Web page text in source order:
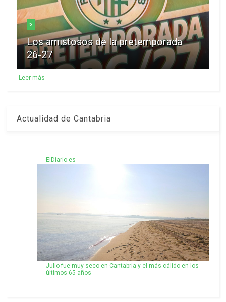
5
Los amistosos de la pretemporada
26-27
Leer más
Actualidad de Cantabria
ElDiario.es
Julio fue muy seco en Cantabria y el más cálido en los
últimos 65 años